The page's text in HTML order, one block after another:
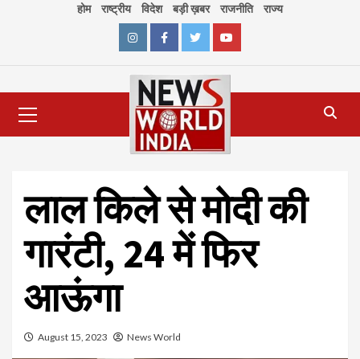
होम राष्ट्रीय विदेश बड़ी ख़बर राजनीति राज्य
InstagramFacebookTwitterYoutube
Menu
लाल किले से मोदी की
गारंटी, 24 में फिर
आऊंगा
August 15, 2023 News World